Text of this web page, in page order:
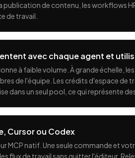
de contenu, les workflows
de travail.
avec chaque agent et
à faible volume. À grande échelle,
de l'équipe. Les crédits d'espace de
dans un seul pool, ce qui représente
Cursor ou Codex
MCP natif. Une seule commande et
flux de travail sans quitter l'éditeur.